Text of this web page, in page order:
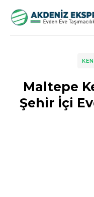
Maltepe
Şehir İçi